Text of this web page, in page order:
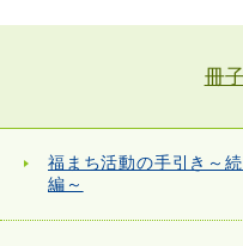
冊
福まち活動の手引き～
編～